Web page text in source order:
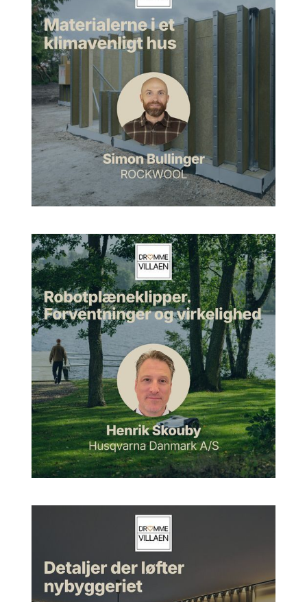
hovedsageligt arbejdet med branding med mode- og
livsstilskunder, og det udviklede sig bare til, at det også
handlede meget om butikker og butiksindretning, og
selvfølgelig når vi skulle til kampagnebilleder, hvad for nogle
miljøer og universer og rum vi ligesom skulle være i. Og så
kunne jeg virkelig mærke, at det var der, min passion lå. Og
så ligger mit hjerte virkelig hos farver, vil jeg sige.
Farvekonsultation i private hjem
Morten:Ja, okay. Og det er selvfølgelig det, vi skal nørde lidt
ned i. Men betyder det også, at du i dag kan hjælpe private
mennesker med at hjælpe med at, hvad kan man sige,
farvelægge deres hjem?
Sarah:Det kan jeg, det kan jeg bestemt. Og det gør jeg
farvekonsultation, eller på engelsk color consultation, hvis
man kigger på min Instagram. Og det er simpelthen, at man
kan booke, at jeg kommer ud, og så rådgiver jeg omkring,
hvilke farver man skal have valgt i sit hjem i forhold til
stemninger og følelser og hygge og, ja, hvordan man godt
kunne tænke sig at få det derhjemme.
Morten:Ej, hvor spændende. Hvordan kan du konkretisere
det yderligere? Hvordan løser man sådan en opgave? Så vi
er jo i gang med at bygge. Ellen og jeg er jo i gang med at
bygge vores. Der kommer sådan en stor køkken-alrum. Der
er en masse natur udenfor. Der er store vinduespartier.
Hvordan ville du gribe sådan en opgave an med faktisk at
prøve at hjælpe os med at fange den der, hvad er egentlig
den rigtige sammensætning for os?
Sarah:Jamen faktisk er det jo ligesom, jeg elsker jo generelt,
og så vil jeg også sige en anden ting, jeg elsker generelt at
møde mennesker og snakke med dem, og det er også derfor,
jeg har en podcast også. Men det vil helt klart starte sådan, at
hjem. Og så snakker vi simpelthen om, for mit vedkommende
er det meget vigtigt, hvad for nogle følelser og stemninger I
gerne vil have derhjemme. Selvfølgelig, hvordan ser det ud,
hvordan er det, hvor bor I henne? Bor I i byen? Bor I tæt på
natur? Og hvad er vigtigt for jer?
Sarah:Selvfølgelig handler det jo også om nogle ting, der kan
handle om stil, hvad for en slags stil I har. Og der tror jeg, en